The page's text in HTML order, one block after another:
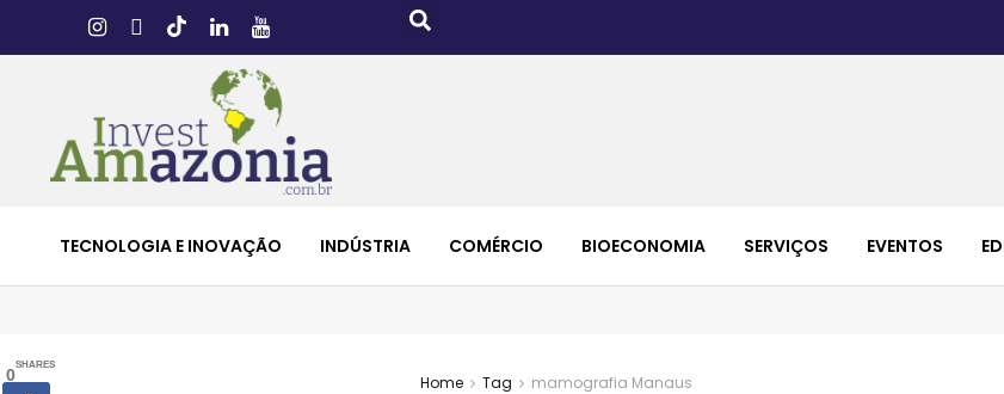
TECNOLOGIA E INOVAÇÃO INDÚSTRIA COMÉRCIO BIOECONOMIA SERVIÇOS EVENTOS
Home Tag mamografia Manaus
0
SHARES